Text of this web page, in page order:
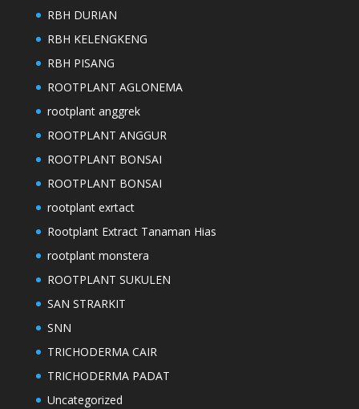
RBH DURIAN
RBH KELENGKENG
RBH PISANG
ROOTPLANT AGLONEMA
rootplant anggrek
ROOTPLANT ANGGUR
ROOTPLANT BONSAI
ROOTPLANT BONSAI
rootplant exrtact
Rootplant Extract Tanaman Hias
rootplant monstera
ROOTPLANT SUKULEN
SAN STRARKIT
SNN
TRICHODERMA CAIR
TRICHODERMA PADAT
Uncategorized